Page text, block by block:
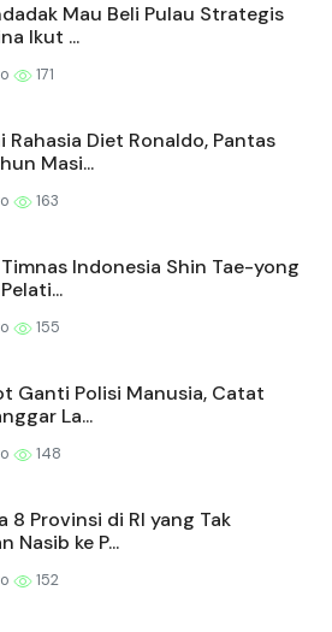
Mau Beli Pulau Strategis
Ikut ...
171
Rahasia Diet Ronaldo, Pantas
Masi...
163
Indonesia Shin Tae-yong
155
Ganti Polisi Manusia, Catat
La...
148
8 Provinsi di RI yang Tak
Nasib ke P...
152